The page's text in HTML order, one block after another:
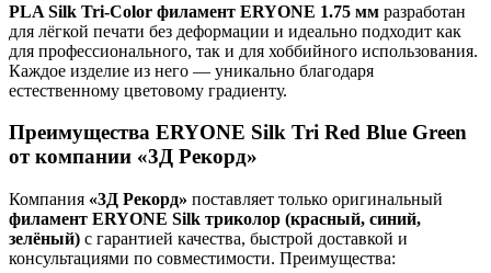
PLA Silk Tri-Color филамент ERYONE 1.75 мм разработан
для лёгкой печати без деформации и идеально подходит как
для профессионального, так и для хоббийного использования.
Каждое изделие из него — уникально благодаря
естественному цветовому градиенту.
Преимущества ERYONE Silk Tri Red Blue Green
от компании «3Д Рекорд»
Компания «3Д Рекорд» поставляет только оригинальный
филамент ERYONE Silk триколор (красный, синий,
зелёный) с гарантией качества, быстрой доставкой и
консультациями по совместимости. Преимущества: